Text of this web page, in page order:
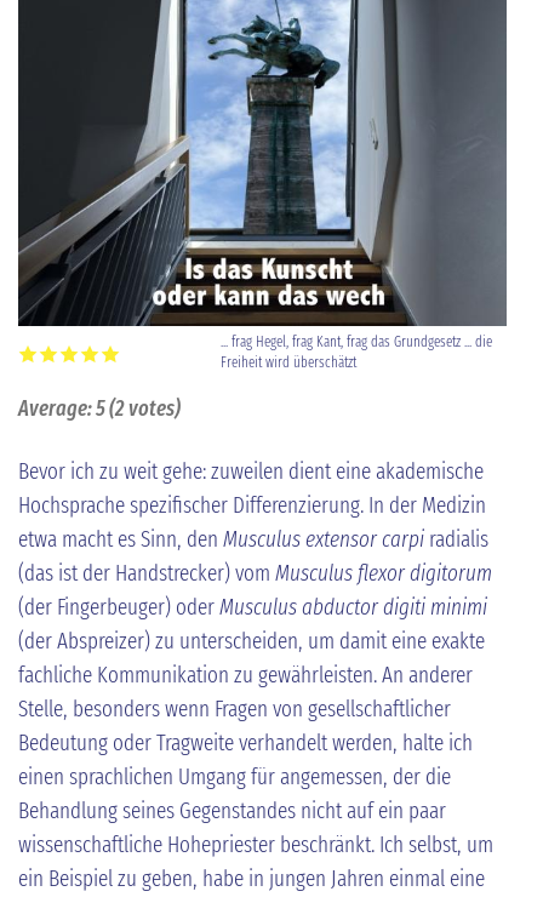
... frag Hegel, frag Kant, frag das Grundgesetz ... die
Freiheit wird überschätzt
Average:5(2votes)
Bevor ich zu weit gehe: zuweilen dient eine akademische
Hochsprache spezifischer Differenzierung. In der Medizin
etwa macht es Sinn, den Musculus extensor carpi radialis
(das ist der Handstrecker) vom Musculus flexor digitorum
(der Fingerbeuger) oderMusculus abductor digiti minimi
(der Abspreizer) zu unterscheiden, um damit eine exakte
fachliche Kommunikation zu gewährleisten. An anderer
Stelle, besonders wenn Fragen von gesellschaftlicher
Bedeutung oder Tragweite verhandelt werden, halte ich
einen sprachlichen Umgang für angemessen, der die
Behandlung seines Gegenstandes nicht auf ein paar
wissenschaftliche Hohepriester beschränkt. Ich selbst, um
ein Beispiel zu geben, habe in jungen Jahren einmal eine